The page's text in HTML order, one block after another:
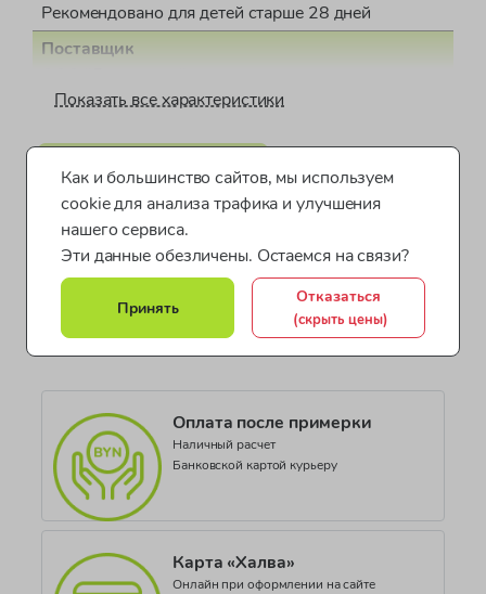
Рекомендовано для детей старше 28 дней
Поставщик
Пол
Страна производства
Бангладеш
Документ о соответствии
СЕАЭС KG 417/КЦА.ОСП.025.GB.02.05387
SUNSHINE HAZE
Показать все характеристики
Одежда для девочек от 3 до 4 лет
Одежда для девочек от 5 до 7 лет
Одежда для малышей Next
Одежда для малышей 3-6 месяцев Все категории товара >
Оплата после примерки
Наличный расчет
Банковской картой курьеру
Карта «Халва»
Онлайн при оформлении на сайте
Как и большинство сайтов, мы используем
cookie для анализа трафика и улучшения
нашего сервиса.
Эти данные обезличены. Остаемся на связи?
Принять
Отказаться
(скрыть цены)